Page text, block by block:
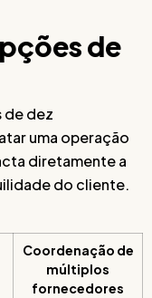
de
de dez
uma operação
diretamente a
do cliente.
Coordenação de
múltiplos
fornecedores